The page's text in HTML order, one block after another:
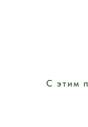
С этим